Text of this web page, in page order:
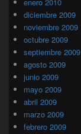
diciembre 2009
noviembre 2009
octubre 2009
septiembre 2009
agosto 2009
junio 2009
mayo 2009
abril 2009
marzo 2009
febrero 2009